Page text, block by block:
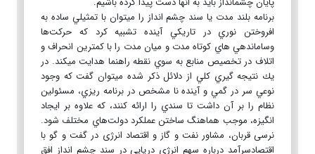
برنامه بلند مدت یا سند چشم انداز را مي‏توان با تمثيلي ساده به
افروختن نوري در تاريكي آينده تشبيه كرد كه حركت‌ها
وساماندهي هاي كوتاه مدت و ميان مدت را با كمترين انحراف و
اتلاف در تخصيص منابع به سوي نقطه راهنما هدايت مي‏كند. در
يك نتيجه گيري كلي از دلائل ذكر شده مي‏توان گفت كه وجود
نوعي سر در گمي و آينده نا مشخص در برنامه ريزي، مسئولين
نظام را بر آن داشت تا سندي را ارائه کنند، كه علاوه بر ايجاد
انگيزه، موجب هماهنگ ساختن عملكرد دولت‌هاي مختلف شود.
نرسی قربان، مشاور نفت و گاز و اقتصاد انرژی در گفت و گو با
اقتصادسرآمد درباره سهم انرژی دریایی در سند چشم انداز افق